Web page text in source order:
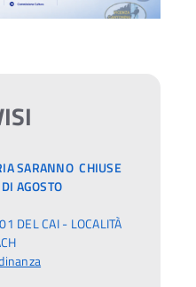
SARANNO CHIUSE
AGOSTO
DEL CAI - LOCALITÀ